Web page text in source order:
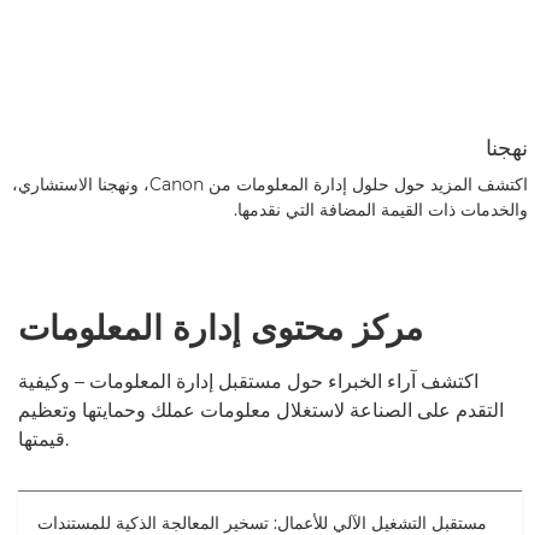
نهجنا
اكتشف المزيد حول حلول إدارة المعلومات من Canon، ونهجنا الاستشاري،
والخدمات ذات القيمة المضافة التي نقدمها.
مركز محتوى إدارة المعلومات
اكتشف آراء الخبراء حول مستقبل إدارة المعلومات – وكيفية
التقدم على الصناعة لاستغلال معلومات عملك وحمايتها وتعظيم
قيمتها.
مستقبل التشغيل الآلي للأعمال: تسخير المعالجة الذكية للمستندات